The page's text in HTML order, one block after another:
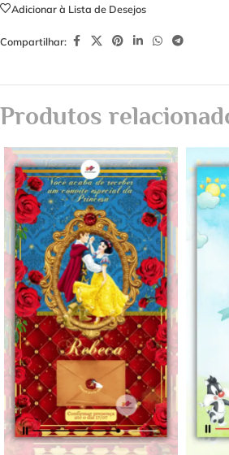
Adicionar à Lista de Desejos
Compartilhar:
Produtos